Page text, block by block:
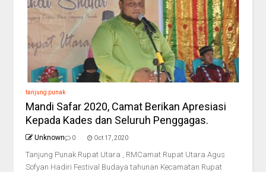
tanjung punak
Mandi Safar 2020, Camat Berikan Apresiasi
Kepada Kades dan Seluruh Penggagas.
Unknown 0 Oct 17, 2020
Tanjung Punak Rupat Utara , RMCamat Rupat Utara Agus
Sofyan Hadiri Festival Budaya tahunan Kecamatan Rupat